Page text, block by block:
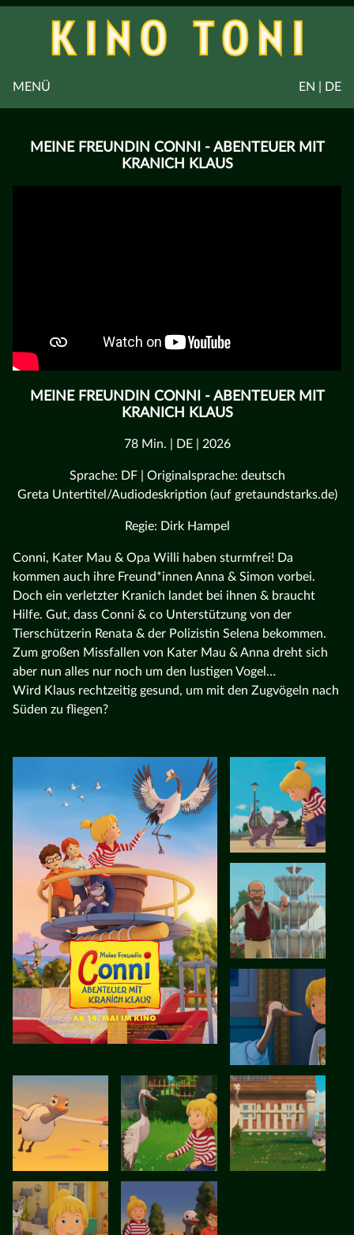
EN | DE
MENÜ
MEINE FREUNDIN CONNI - ABENTEUER MIT
KRANICH KLAUS
MEINE FREUNDIN CONNI - ABENTEUER MIT
KRANICH KLAUS
78 Min. | DE | 2026
Sprache: DF | Originalsprache: deutsch
Greta Untertitel/Audiodeskription (auf gretaundstarks.de)
Regie: Dirk Hampel
Conni, Kater Mau & Opa Willi haben sturmfrei! Da
kommen auch ihre Freund*innen Anna & Simon vorbei.
Doch ein verletzter Kranich landet bei ihnen & braucht
Hilfe. Gut, dass Conni & co Unterstützung von der
Tierschützerin Renata & der Polizistin Selena bekommen.
Zum großen Missfallen von Kater Mau & Anna dreht sich
aber nun alles nur noch um den lustigen Vogel…
Wird Klaus rechtzeitig gesund, um mit den Zugvögeln nach
Süden zu fliegen?